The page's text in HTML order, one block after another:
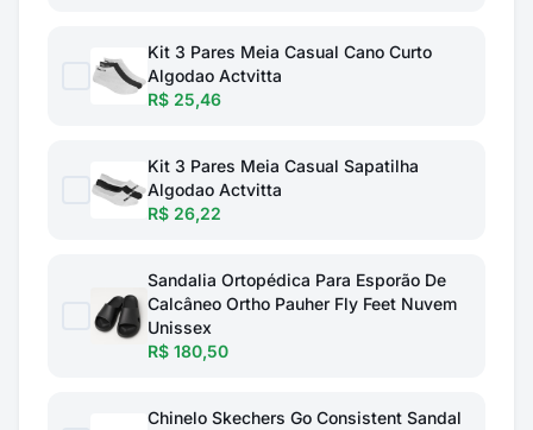
Kit 3 Pares Meia Casual Cano Curto
Algodao Actvitta
R$ 25,46
Kit 3 Pares Meia Casual Sapatilha
Algodao Actvitta
R$ 26,22
Sandalia Ortopédica Para Esporão De
Calcâneo Ortho Pauher Fly Feet Nuvem
Unissex
R$ 180,50
Chinelo Skechers Go Consistent Sandal